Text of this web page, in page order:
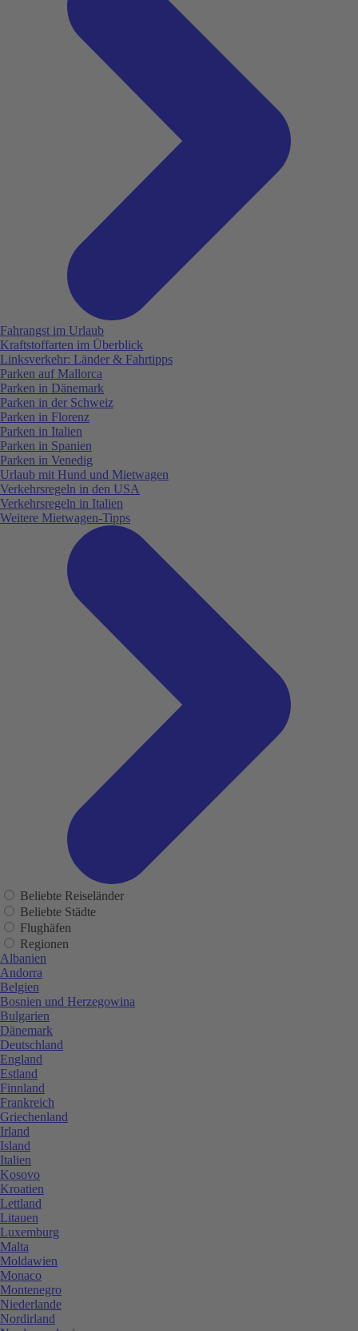
Fahrangst im Urlaub
Kraftstoffarten im Überblick
Linksverkehr: Länder & Fahrtipps
Parken auf Mallorca
Parken in Dänemark
Parken in der Schweiz
Parken in Florenz
Parken in Italien
Parken in Spanien
Parken in Venedig
Urlaub mit Hund und Mietwagen
Verkehrsregeln in den USA
Verkehrsregeln in Italien
Weitere Mietwagen-Tipps
Beliebte Reiseländer
Beliebte Städte
Flughäfen
Regionen
Albanien
Andorra
Belgien
Bosnien und Herzegowina
Bulgarien
Dänemark
Deutschland
England
Estland
Finnland
Frankreich
Griechenland
Irland
Island
Italien
Kosovo
Kroatien
Lettland
Litauen
Luxemburg
Malta
Moldawien
Monaco
Montenegro
Niederlande
Nordirland